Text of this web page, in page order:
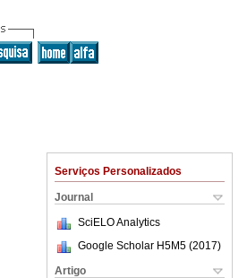
Serviços Personalizados
Journal
SciELO Analytics
Google Scholar H5M5 (2017)
Artigo